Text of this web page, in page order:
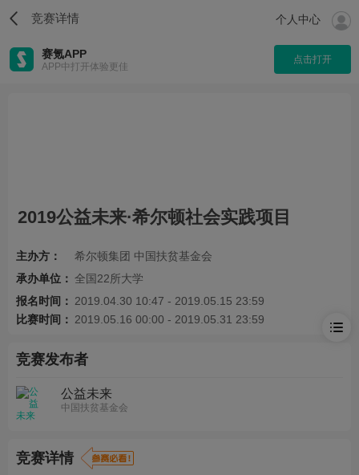
竞赛详情 个人中心
赛氪APP
APP中打开体验更佳
点击打开
2019公益未来·希尔顿社会实践项目
主办方：
希尔顿集团 中国扶贫基金会
承办单位： 全国22所大学
报名时间： 2019.04.30 10:47 - 2019.05.15 23:59
比赛时间： 2019.05.16 00:00 - 2019.05.31 23:59
竞赛发布者
公益未来
中国扶贫基金会
竞赛详情